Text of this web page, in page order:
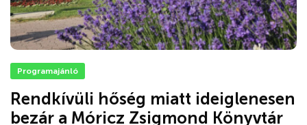
Programajánló
Rendkívüli hőség miatt ideiglenesen
bezár a Móricz Zsigmond Könyvtár